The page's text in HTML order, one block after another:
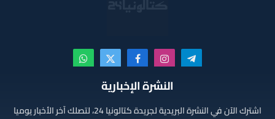
تيلقرام الانستغرامفيسبوكX
(Twitter)
واتساب
النشرة الإخبارية
اشترك الآن في النشرة البريدية لجريدة كتالونيا 24، لتصلك آخر الأخبار يوميا